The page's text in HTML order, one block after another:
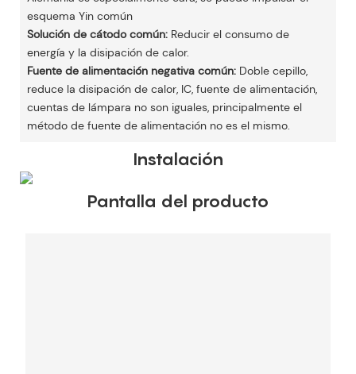
esquema Yin común
Solución de cátodo común: Reducir el consumo de
energía y la disipación de calor.
Fuente de alimentación negativa común: Doble cepillo,
reduce la disipación de calor, IC, fuente de alimentación,
cuentas de lámpara no son iguales, principalmente el
método de fuente de alimentación no es el mismo.
Instalación
Pantalla del producto